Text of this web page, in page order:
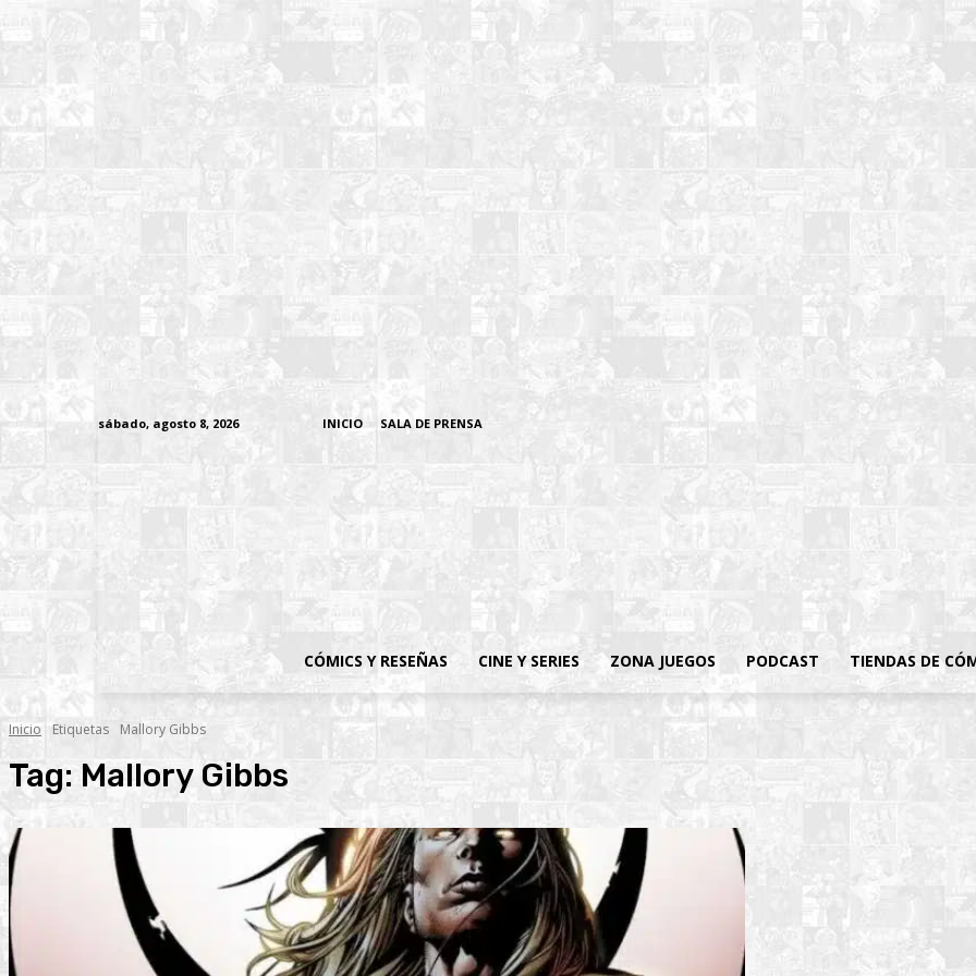
sábado, agosto 8, 2026 INICIO SALA DE PRENSA
CÓMICS Y RESEÑAS CINE Y SERIES ZONA JUEGOS PODCAST TIENDAS DE
Inicio Etiquetas Mallory Gibbs
Tag: Mallory Gibbs